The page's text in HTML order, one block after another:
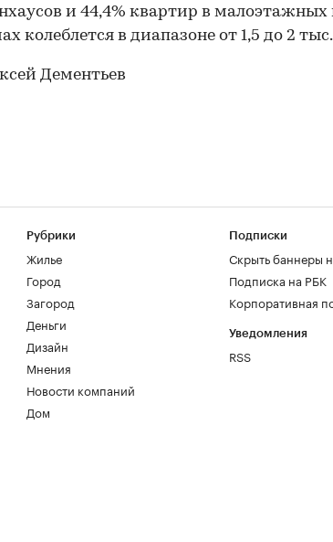
и 44,4% квартир в
колеблется в диапазоне от 1,5 до 2
Дементьев
Рубрики
Жилье
Город
Загород
Деньги
Дизайн
Мнения
Новости компаний
Дом
Подписки
Скрыть баннеры
Подписка на РБК
Корпоративная
Уведомления
RSS